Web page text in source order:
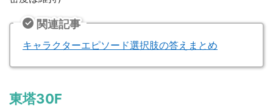
関連記事
キャラクターエピソード選択肢の答えまとめ
東塔30F